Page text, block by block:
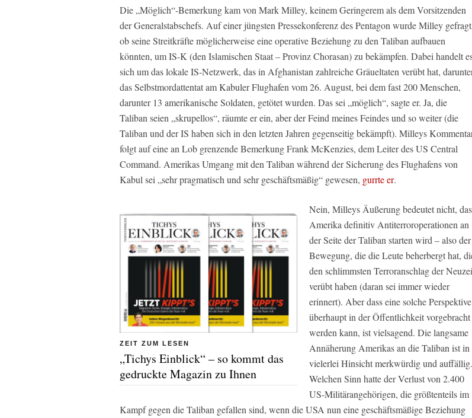
Die „Möglich“-Bemerkung kam von Mark Milley, keinem Geringerem als dem Vorsitzenden
der Generalstabschefs. Auf einer jüngsten Pressekonferenz des Pentagon wurde Milley
ob seine Streitkräfte möglicherweise eine operative Beziehung zu den Taliban aufbauen
könnten, um IS-K (den Islamischen Staat – Provinz Chorasan) zu bekämpfen. Dabei handelt
sich um das lokale IS-Netzwerk, das in Afghanistan zahlreiche Gräueltaten verübt hat,
das Selbstmordattentat am Kabuler Flughafen vom 26. August, bei dem fast 200 Menschen,
darunter 13 amerikanische Soldaten, getötet wurden. Das sei „möglich“, sagte er. Ja, die
Taliban seien „skrupellos“, räumte er ein, aber der Feind meines Feindes und so weiter (die
Taliban und der IS haben sich in den letzten Jahren gegenseitig bekämpft). Milleys
folgt auf eine an Lob grenzende Bemerkung Frank McKenzies, dem Leiter des US Central
Command. Amerikas Umgang mit den Taliban während der Sicherung des Flughafens von
Kabul sei „sehr pragmatisch und sehr geschäftsmäßig“ gewesen, gurrte er.
ZEIT ZUM LESEN
„Tichys Einblick“ – so kommt das
gedruckte Magazin zu Ihnen
Nein, Milleys Äußerung bedeutet nicht,
Amerika definitiv Antiterroroperationen an
der Seite der Taliban starten wird – also der
Bewegung, die die Leute beherbergt hat,
den schlimmsten Terroranschlag der
verübt haben (daran sei immer wieder
erinnert). Aber dass eine solche Perspektive
überhaupt in der Öffentlichkeit vorgebracht
werden kann, ist vielsagend. Die langsame
Annäherung Amerikas an die Taliban ist in
vielerlei Hinsicht merkwürdig und auffällig.
Welchen Sinn hatte der Verlust von 2.400
US-Militärangehörigen, die größtenteils im
Kampf gegen die Taliban gefallen sind, wenn die USA nun eine geschäftsmäßige Beziehung